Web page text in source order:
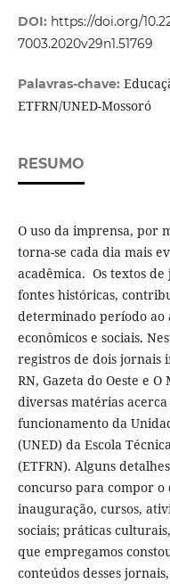
DOI: https://doi.org/
7003.2020v29n1.51769
Palavras-chave:
ETFRN/UNED-Mossoró
RESUMO
O uso da imprensa, por
torna-se cada dia mais
acadêmica. Os textos
fontes históricas,
determinado período ao
econômicos e sociais.
registros de dois jornais
RN, Gazeta do Oeste e
diversas matérias
funcionamento da
(UNED) da Escola
(ETFRN). Alguns
concurso para compor
inauguração, cursos,
sociais; práticas
que empregamos
conteúdos desses